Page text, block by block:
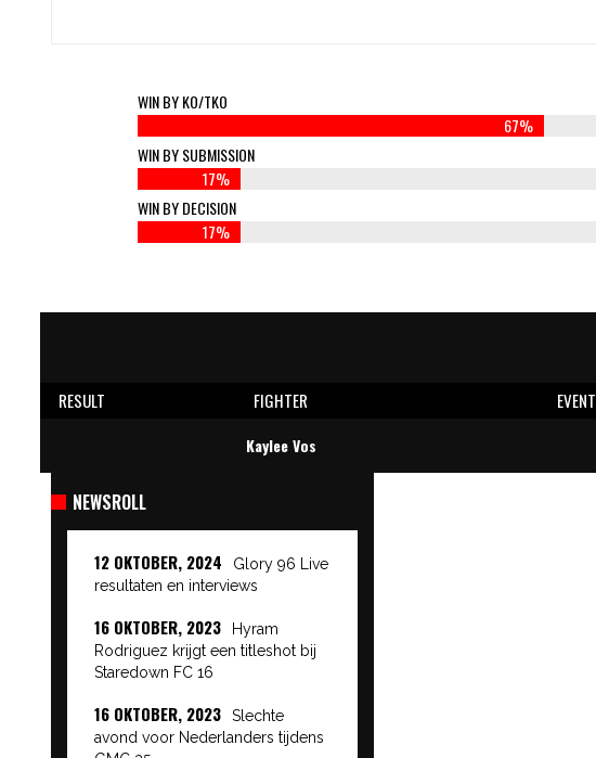
WIN BY KO/TKO
67%
WIN BY SUBMISSION
17%
WIN BY DECISION
17%
RESULT FIGHTER EVENT
Kaylee Vos
NEWSROLL
12 OKTOBER, 2024
Glory 96 Live
resultaten en interviews
16 OKTOBER, 2023
Hyram
Rodriguez krijgt een titleshot bij
Staredown FC 16
16 OKTOBER, 2023
Slechte
avond voor Nederlanders tijdens